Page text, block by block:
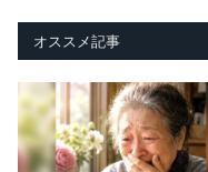
オススメ記事